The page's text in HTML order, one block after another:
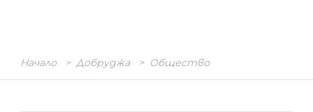
Начало > Добруджа > Общество